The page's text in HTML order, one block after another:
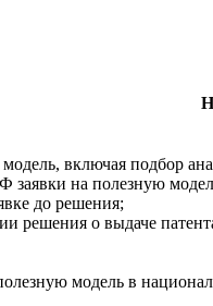
включая подбор
заявки на полезную
до решения;
решения о выдаче
модель в